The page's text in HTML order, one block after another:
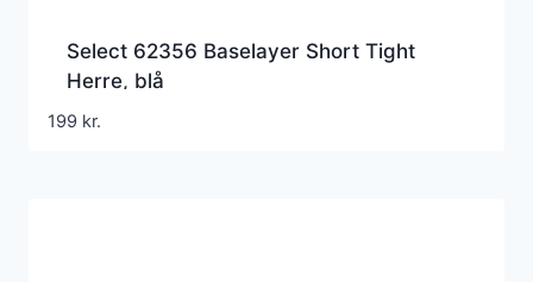
Select 62356 Baselayer Short Tight
Herre, blå
199 kr.